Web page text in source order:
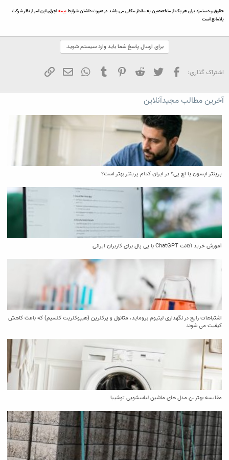
حقوق و دستمزد برای هر یک از متخصصین به مقدار مکفی می باشد.در صورت داشتن شرایطبیمهاجرای این امر از نظر شرکت
بلامانع است
برای ارسال پاسخ شما باید وارد سیستم شوید.
اشتراک گذاری: فیسبوک تویتر Reddit
Pinterest
Tumblr
WhatsApp
ایمیل
آخرین مطالب مجیدآنلاین
پرینتر اپسون یا اچ پی؟ در ایران کدام پرینتر بهتر است؟
آموزش خرید اکانت ChatGPT با پی پال برای کاربران ایرانی
اشتباهات رایج در نگهداری لیتیوم بروماید، متانول و پرکلرین (هیپوکلریت کلسیم) که باعث کاهش
کیفیت می‌ شوند
مقایسه بهترین مدل ‌های ماشین لباسشویی توشیبا